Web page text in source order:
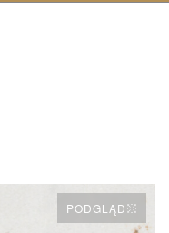
PODGLĄD